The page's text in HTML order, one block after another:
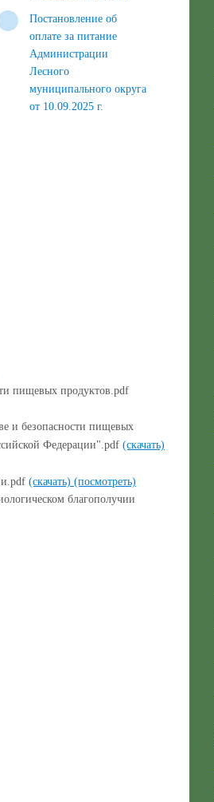
Постановление об
оплате за питание
Администрации
Лесного
муниципального округа
от 10.09.2025 г.
пищевых продуктов.pdf
и безопасности пищевых
Федерации".pdf (скачать)
(скачать) (посмотреть)
благополучии